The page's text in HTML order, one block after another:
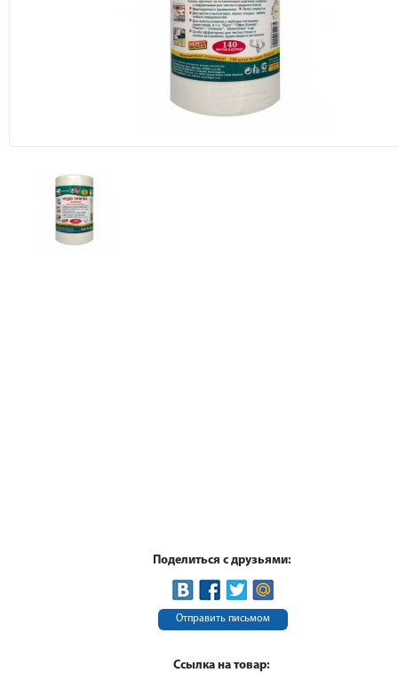
Поделиться с друзьями:
Отправить письмом
Ссылка на товар: